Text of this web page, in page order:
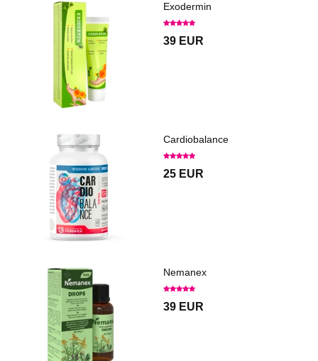
Exodermin
39 EUR
Cardiobalance
25 EUR
Nemanex
39 EUR